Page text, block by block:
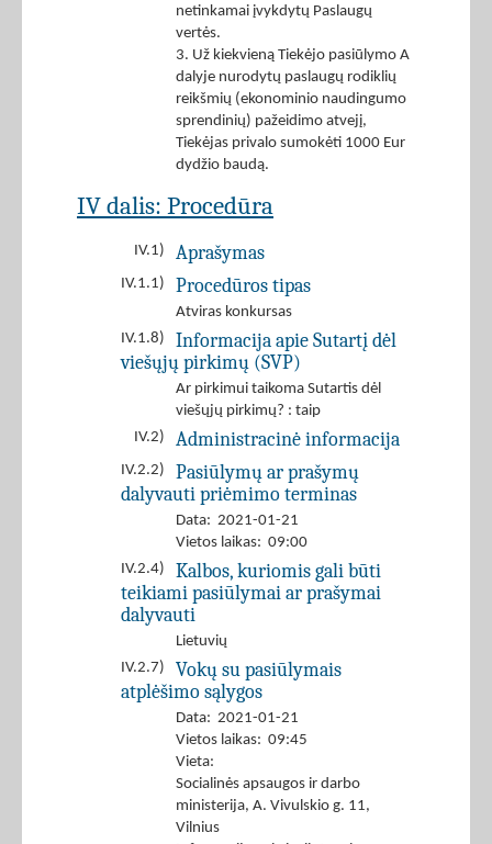
netinkamai įvykdytų Paslaugų
vertės.
3. Už kiekvieną Tiekėjo pasiūlymo A
dalyje nurodytų paslaugų rodiklių
reikšmių (ekonominio naudingumo
sprendinių) pažeidimo atvejį,
Tiekėjas privalo sumokėti 1000 Eur
dydžio baudą.
IV dalis: Procedūra
IV.1) Aprašymas
IV.1.1) Procedūros tipas
Atviras konkursas
IV.1.8)
Informacija apie Sutartį dėl
viešųjų pirkimų (SVP)
Ar pirkimui taikoma Sutartis dėl
viešųjų pirkimų? : taip
IV.2)
Administracinė informacija
IV.2.2)
Pasiūlymų ar prašymų
dalyvauti priėmimo terminas
Data: 2021-01-21
Vietos laikas: 09:00
IV.2.4)
Kalbos, kuriomis gali būti
teikiami pasiūlymai ar prašymai
dalyvauti
Lietuvių
IV.2.7)
Vokų su pasiūlymais
atplėšimo sąlygos
Data: 2021-01-21
Vietos laikas: 09:45
Vieta:
Socialinės apsaugos ir darbo
ministerija, A. Vivulskio g. 11,
Vilnius